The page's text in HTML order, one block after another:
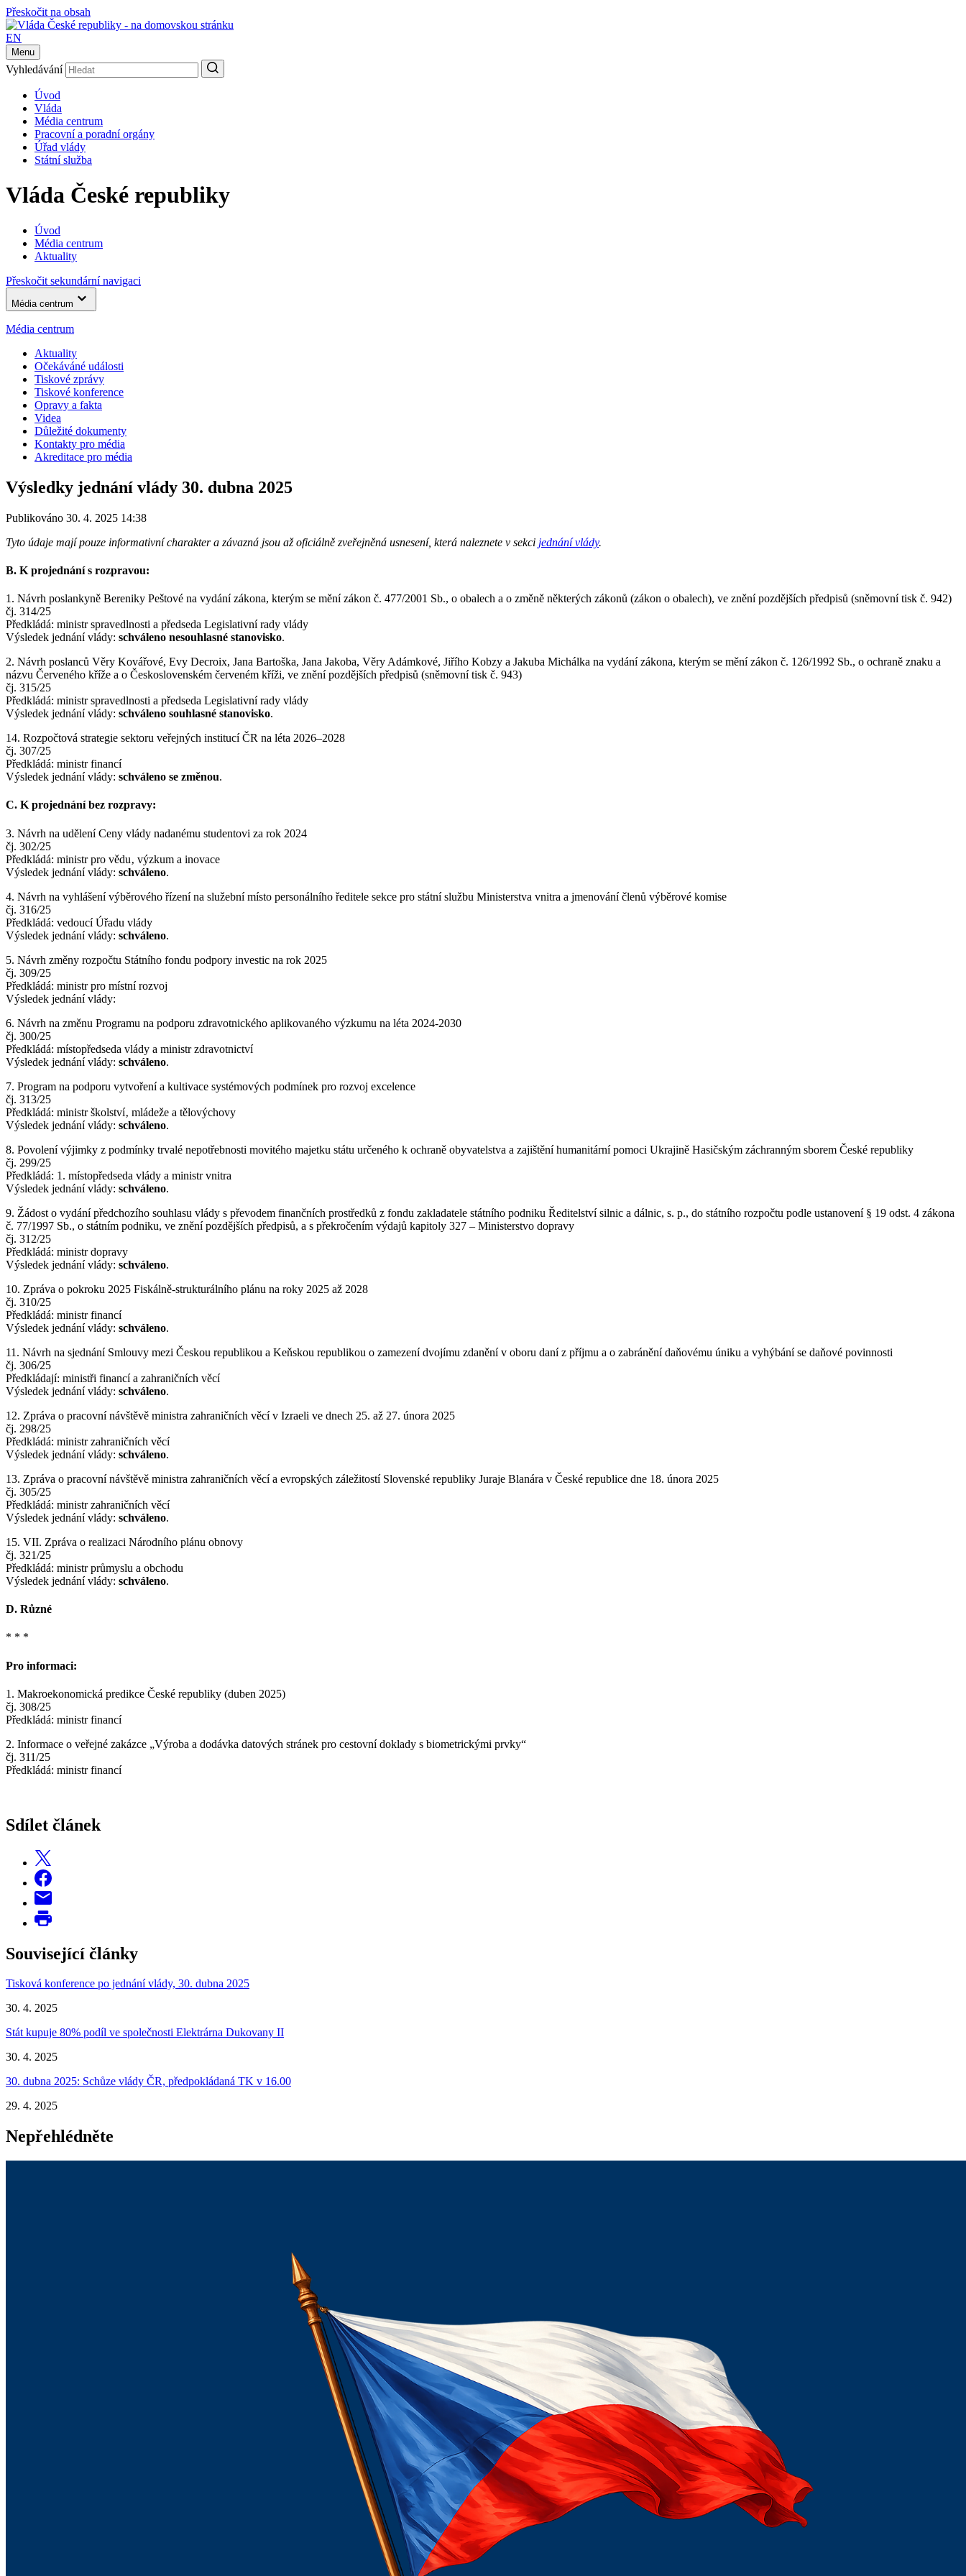
Přeskočit na obsah
EN
Menu
Vyhledávání
Úvod
Vláda
Média centrum
Pracovní a poradní orgány
Úřad vlády
Státní služba
Vláda České republiky
Úvod
Média centrum
Aktuality
Přeskočit sekundární navigaci
Média centrum
Média centrum
Aktuality
Očekáváné události
Tiskové zprávy
Tiskové konference
Opravy a fakta
Videa
Důležité dokumenty
Kontakty pro média
Akreditace pro média
Výsledky jednání vlády 30. dubna 2025
Publikováno 30. 4. 2025 14:38
Tyto údaje mají pouze informativní charakter a závazná jsou až oficiálně zveřejněná usnesení, která naleznete v sekci jednání vlády.
B. K projednání s rozpravou:
1. Návrh poslankyně Bereniky Peštové na vydání zákona, kterým se mění zákon č. 477/2001 Sb., o obalech a o změně některých zákonů (zákon o obalech), ve znění pozdějších předpisů (sněmovní tisk č. 942)
čj. 314/25
Předkládá: ministr spravedlnosti a předseda Legislativní rady vlády
Výsledek jednání vlády: schváleno nesouhlasné stanovisko.
2. Návrh poslanců Věry Kovářové, Evy Decroix, Jana Bartoška, Jana Jakoba, Věry Adámkové, Jiřího Kobzy a Jakuba Michálka na vydání zákona, kterým se mění zákon č. 126/1992 Sb., o ochraně znaku a
názvu Červeného kříže a o Československém červeném kříži, ve znění pozdějších předpisů (sněmovní tisk č. 943)
čj. 315/25
Předkládá: ministr spravedlnosti a předseda Legislativní rady vlády
Výsledek jednání vlády: schváleno souhlasné stanovisko.
14. Rozpočtová strategie sektoru veřejných institucí ČR na léta 2026–2028
čj. 307/25
Předkládá: ministr financí
Výsledek jednání vlády: schváleno se změnou.
C. K projednání bez rozpravy:
3. Návrh na udělení Ceny vlády nadanému studentovi za rok 2024
čj. 302/25
Předkládá: ministr pro vědu‚ výzkum a inovace
Výsledek jednání vlády: schváleno.
4. Návrh na vyhlášení výběrového řízení na služební místo personálního ředitele sekce pro státní službu Ministerstva vnitra a jmenování členů výběrové komise
čj. 316/25
Předkládá: vedoucí Úřadu vlády
Výsledek jednání vlády: schváleno.
5. Návrh změny rozpočtu Státního fondu podpory investic na rok 2025
čj. 309/25
Předkládá: ministr pro místní rozvoj
Výsledek jednání vlády:
6. Návrh na změnu Programu na podporu zdravotnického aplikovaného výzkumu na léta 2024-2030
čj. 300/25
Předkládá: místopředseda vlády a ministr zdravotnictví
Výsledek jednání vlády: schváleno.
7. Program na podporu vytvoření a kultivace systémových podmínek pro rozvoj excelence
čj. 313/25
Předkládá: ministr školství‚ mládeže a tělovýchovy
Výsledek jednání vlády: schváleno.
8. Povolení výjimky z podmínky trvalé nepotřebnosti movitého majetku státu určeného k ochraně obyvatelstva a zajištění humanitární pomoci Ukrajině Hasičským záchranným sborem České republiky
čj. 299/25
Předkládá: 1. místopředseda vlády a ministr vnitra
Výsledek jednání vlády: schváleno.
9. Žádost o vydání předchozího souhlasu vlády s převodem finančních prostředků z fondu zakladatele státního podniku Ředitelství silnic a dálnic, s. p., do státního rozpočtu podle ustanovení § 19 odst. 4 zákona
č. 77/1997 Sb., o státním podniku, ve znění pozdějších předpisů, a s překročením výdajů kapitoly 327 – Ministerstvo dopravy
čj. 312/25
Předkládá: ministr dopravy
Výsledek jednání vlády: schváleno.
10. Zpráva o pokroku 2025 Fiskálně-strukturálního plánu na roky 2025 až 2028
čj. 310/25
Předkládá: ministr financí
Výsledek jednání vlády: schváleno.
11. Návrh na sjednání Smlouvy mezi Českou republikou a Keňskou republikou o zamezení dvojímu zdanění v oboru daní z příjmu a o zabránění daňovému úniku a vyhýbání se daňové povinnosti
čj. 306/25
Předkládají: ministři financí a zahraničních věcí
Výsledek jednání vlády: schváleno.
12. Zpráva o pracovní návštěvě ministra zahraničních věcí v Izraeli ve dnech 25. až 27. února 2025
čj. 298/25
Předkládá: ministr zahraničních věcí
Výsledek jednání vlády: schváleno.
13. Zpráva o pracovní návštěvě ministra zahraničních věcí a evropských záležitostí Slovenské republiky Juraje Blanára v České republice dne 18. února 2025
čj. 305/25
Předkládá: ministr zahraničních věcí
Výsledek jednání vlády: schváleno.
15. VII. Zpráva o realizaci Národního plánu obnovy
čj. 321/25
Předkládá: ministr průmyslu a obchodu
Výsledek jednání vlády: schváleno.
D. Různé
* * *
Pro informaci:
1. Makroekonomická predikce České republiky (duben 2025)
čj. 308/25
Předkládá: ministr financí
2. Informace o veřejné zakázce „Výroba a dodávka datových stránek pro cestovní doklady s biometrickými prvky“
čj. 311/25
Předkládá: ministr financí
Sdílet článek
Související články
Tisková konference po jednání vlády, 30. dubna 2025
30. 4. 2025
Stát kupuje 80% podíl ve společnosti Elektrárna Dukovany II
30. 4. 2025
30. dubna 2025: Schůze vlády ČR, předpokládaná TK v 16.00
29. 4. 2025
Nepřehlédněte